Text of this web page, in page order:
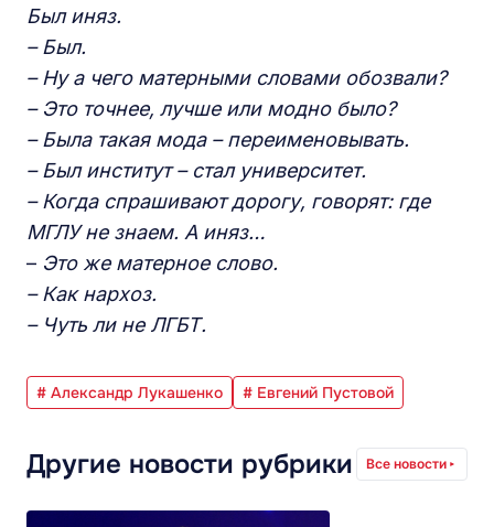
Был иняз.
– Был.
– Ну а чего матерными словами обозвали?
– Это точнее, лучше или модно было?
– Была такая мода – переименовывать.
– Был институт – стал университет.
– Когда спрашивают дорогу, говорят: где
МГЛУ не знаем. А иняз…
– Это же матерное слово.
– Как нархоз.
– Чуть ли не ЛГБТ.
# Александр Лукашенко # Евгений Пустовой
Другие новости рубрики Все новости